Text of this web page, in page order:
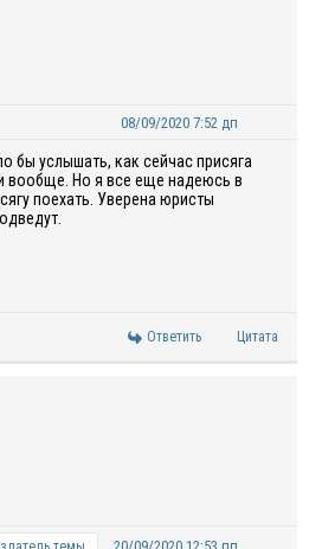
08/09/2020 7:52 дп
бы услышать, как сейчас присяга
вообще. Но я все еще надеюсь в
поехать. Уверена юристы
Ответить Цитата